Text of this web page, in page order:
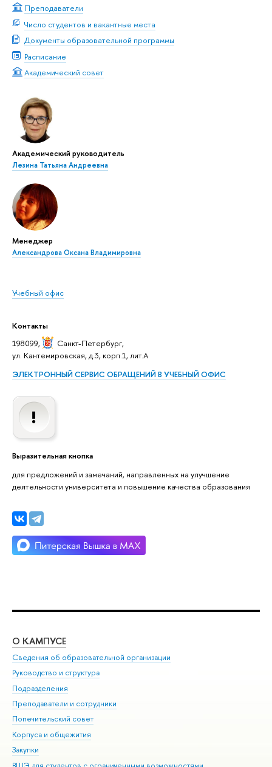
Преподаватели
Число студентов и вакантные места
Документы образовательной программы
Расписание
Академический совет
Академический руководитель
Лезина Татьяна Андреевна
Менеджер
Александрова Оксана Владимировна
Учебный офис
Контакты
198099,
Санкт-Петербург,
ул. Кантемировская, д.3, корп.1, лит.А
ЭЛЕКТРОННЫЙ СЕРВИС ОБРАЩЕНИЙ В УЧЕБНЫЙ ОФИС
Выразительная кнопка
для предложений и замечаний, направленных на улучшение
деятельности университета и повышение качества образования
О КАМПУСЕ
Сведения об образовательной организации
Руководство и структура
Подразделения
Преподаватели и сотрудники
Попечительский совет
Корпуса и общежития
Закупки